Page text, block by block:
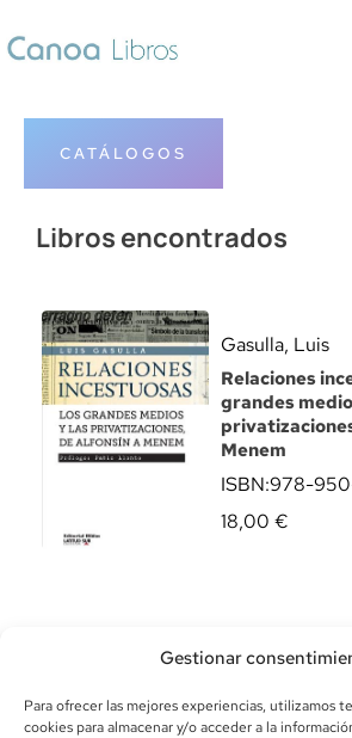
Gestionar
Para ofrecer las mejores experiencias, utilizamos
cookies para almacenar y/o acceder a la
CATÁLOGOS
Libros encontrados
Gasulla, Luis
Relaciones
grandes
Menem
ISBN:978-
18,00 €